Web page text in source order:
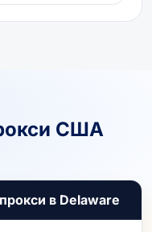
США
в Delaware